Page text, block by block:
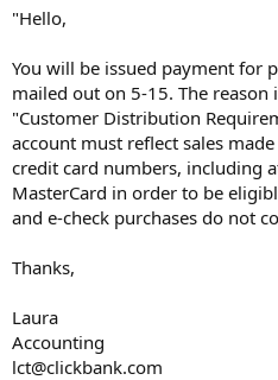
"Hello,
You will be issued payment for
mailed out on 5-15. The
"Customer Distribution
account must reflect sales
credit card numbers, including
MasterCard in order to be
and e-check purchases do not
Thanks,
Laura
Accounting
lct@clickbank.com